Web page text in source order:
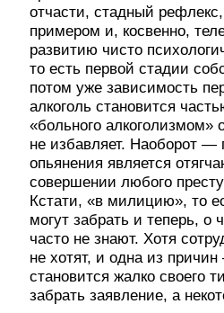
отчасти, стадный
примером и, косвенно,
развитию чисто
то есть первой стадии
потом уже зависимость
алкоголь становится
«больного алкоголизмом»
не избавляет. Наоборот —
опьянения является
совершении любого
Кстати, «в милицию», то
могут забрать и теперь, о
часто не знают. Хотя
не хотят, и одна из
становится жалко своего
забрать заявление, а